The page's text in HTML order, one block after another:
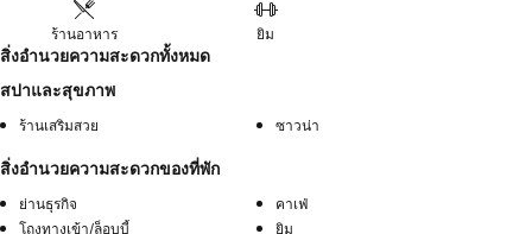
ร้านอาหาร ยิม
สิ่งอำนวยความสะดวกทั้งหมด
สปาและสุขภาพ
ร้านเสริมสวย ซาวน่า
สิ่งอำนวยความสะดวกของที่พัก
ย่านธุรกิจ
คาเฟ่
โถงทางเข้า/ล็อบบี้
ยิม